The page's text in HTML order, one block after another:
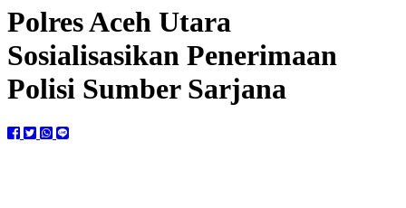
Polres Aceh Utara
Sosialisasikan Penerimaan
Polisi Sumber Sarjana